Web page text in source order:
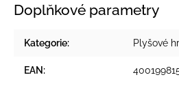
Doplňkové parametry
Kategorie: Plyšové
EAN: